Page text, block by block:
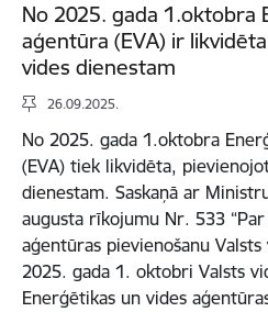
No 2025. gada 1.oktobra
aģentūra (EVA) ir
vides dienestam
26.09.2025.
No 2025. gada 1.oktobra
(EVA) tiek likvidēta,
dienestam. Saskaņā ar
augusta rīkojumu Nr. 533
aģentūras pievienošanu
2025. gada 1. oktobri Valsts
Enerģētikas un vides